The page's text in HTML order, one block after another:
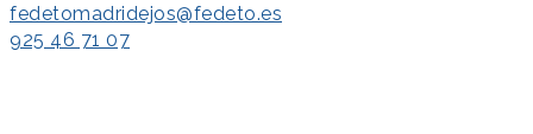
fedetomadridejos@fedeto.es
925 46 71 07